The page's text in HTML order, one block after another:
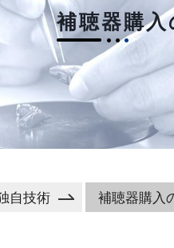
補聴器購
自技術 補聴器購入